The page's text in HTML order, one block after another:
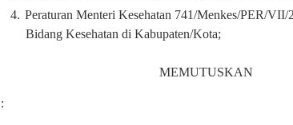
4. Peraturan Menteri Kesehatan 741/Menkes/PER/
Bidang Kesehatan di Kabupaten/Kota;
MEMUTUSKAN
: